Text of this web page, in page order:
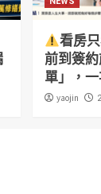
看房
前到簽
單」，一
yaojin